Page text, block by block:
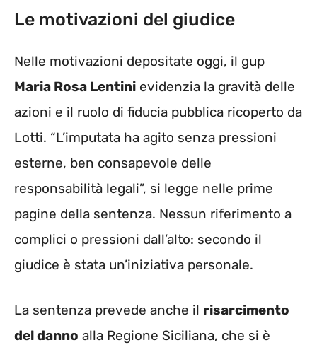
Le motivazioni del giudice
Nelle motivazioni depositate oggi, il gup
Maria Rosa Lentini evidenzia la gravità delle
azioni e il ruolo di fiducia pubblica ricoperto da
Lotti. “L’imputata ha agito senza pressioni
esterne, ben consapevole delle
responsabilità legali”, si legge nelle prime
pagine della sentenza. Nessun riferimento a
complici o pressioni dall’alto: secondo il
giudice è stata un’iniziativa personale.
La sentenza prevede anche il risarcimento
del danno alla Regione Siciliana, che si è